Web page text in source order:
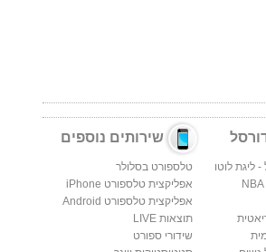
ליגת לוטו
שירותים נוספים
טלספורט בסלולר
אפליקצית טלספורט iPhone
אפליקצית טלספורט Android
תוצאות LIVE
שידורי ספורט